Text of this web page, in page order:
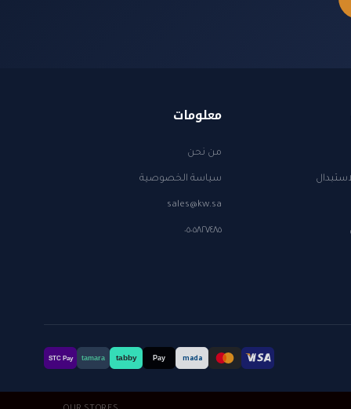
معلومات
من نحن
سياسة الخصوصية
sales@kw.sa
٠٥٠٥٨٢٧٤٨٥
mada
Pay
tabby
tamara
STC Pay